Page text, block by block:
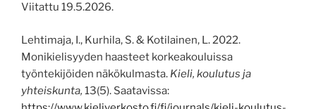
Viitattu 19.5.2026.
Lehtimaja, I., Kurhila, S. & Kotilainen, L. 2022.
Monikielisyyden haasteet korkeakouluissa
työntekijöiden näkökulmasta. Kieli, koulutus ja
yhteiskunta, 13(5). Saatavissa: